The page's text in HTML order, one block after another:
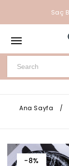
Saç
Ana Sayfa /
-8%